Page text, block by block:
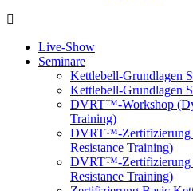
Live-Show
Seminare
Kettlebell-Grundlagen
Kettlebell-Grundlagen
DVRT™-Workshop
Training)
DVRT™-Zertifizierung
Resistance Training)
DVRT™-Zertifizierung
Resistance Training)